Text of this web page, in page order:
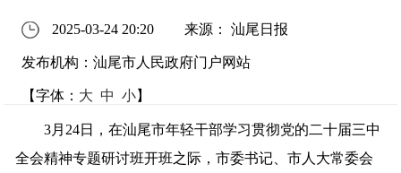
2025-03-24 20:20 来源： 汕尾日报
发布机构：汕尾市人民政府门户网站
【字体： 大 中 小】
3月24日，在汕尾市年轻干部学习贯彻党的二十届三中
全会精神专题研讨班开班之际，市委书记、市人大常委会